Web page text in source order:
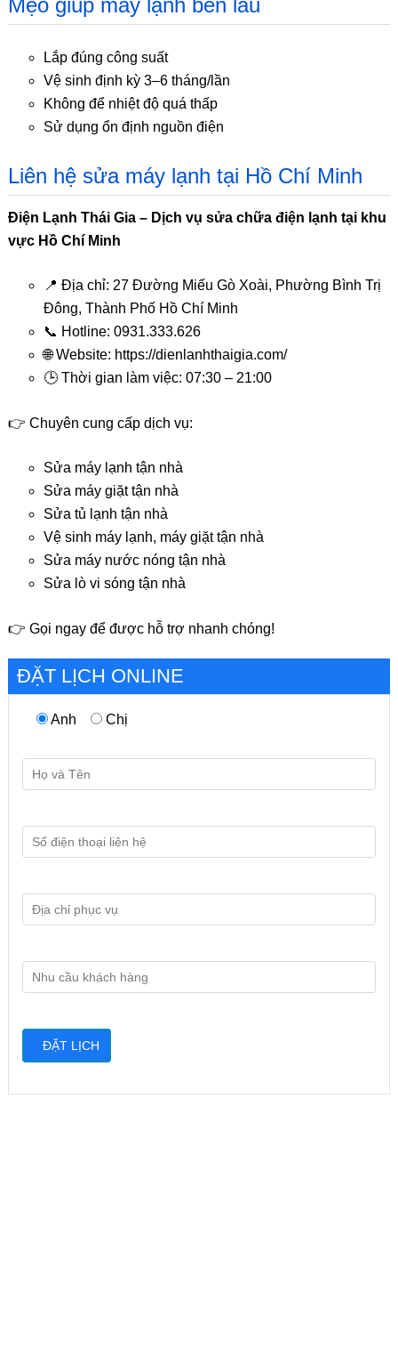
Lắp đúng công suất
Vệ sinh định kỳ 3–6 tháng/lần
Không để nhiệt độ quá thấp
Sử dụng ổn định nguồn điện
Liên hệ sửa máy lạnh tại Hồ Chí Minh
Điện Lạnh Thái Gia – Dịch vụ sửa chữa điện lạnh tại khu
vực Hồ Chí Minh
📍 Địa chỉ: 27 Đường Miếu Gò Xoài, Phường Bình Trị
Đông, Thành Phố Hồ Chí Minh
📞 Hotline: 0931.333.626
🌐 Website: https://dienlanhthaigia.com/
🕒 Thời gian làm việc: 07:30 – 21:00
👉 Chuyên cung cấp dịch vụ:
Sửa máy lạnh tận nhà
Sửa máy giặt tận nhà
Sửa tủ lạnh tận nhà
Vệ sinh máy lạnh, máy giặt tận nhà
Sửa máy nước nóng tận nhà
Sửa lò vi sóng tận nhà
👉 Gọi ngay để được hỗ trợ nhanh chóng!
ĐẶT LỊCH ONLINE
Anh Chị